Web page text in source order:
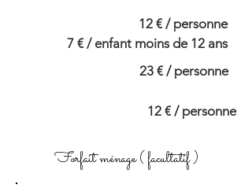
12 € / personne
7 € / enfant moins de 12 ans
23 € / personne
12 € / personne
Forfait ménage ( facultatif )